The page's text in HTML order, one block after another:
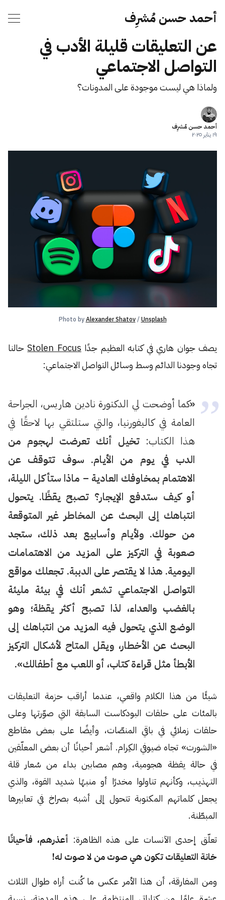
أحمد حسن مُشرِف
عن التعليقات قليلة الأدب في
التواصل الاجتماعي
ولماذا هي ليست موجودة على المدونات؟
أحمد حسن مُشرِف
١٩ يناير ٢٠٢٥
Photo by Alexander Shatov / Unsplash
يصف جوان هاري في كتابه العظيم جدًا Stolen Focusحالنا
تجاه وجودنا الدائم وسط وسائل التواصل الاجتماعي:
«كما أوضحت لي الدكتورة نادين هاريس، الجراحة
العامة في كاليفورنيا، والتي ستلتقي بها لاحقًا في
هذا الكتاب: تخيل أنك تعرضت لهجوم من
الدب في يوم من الأيام. سوف تتوقف عن
الاهتمام بمخاوفك العادية – ماذا ستأكل الليلة،
أو كيف ستدفع الإيجار؟ تصبح يقظًا. يتحول
انتباهك إلى البحث عن المخاطر غير المتوقعة
من حولك. ولأيام وأسابيع بعد ذلك، ستجد
صعوبة في التركيز على المزيد من الاهتمامات
اليومية. هذا لا يقتصر على الدببة. تجعلك مواقع
التواصل الاجتماعي تشعر أنك في بيئة مليئة
بالغضب والعداء، لذا تصبح أكثر يقظة؛ وهو
الوضع الذي يتحول فيه المزيد من انتباهك إلى
البحث عن الأخطار، ويقل المتاح لأشكال التركيز
الأبطأ مثل قراءة كتاب، أو اللعب مع أطفالك».
شيئًا من هذا الكلام واقعي، عندما أراقب حزمة التعليقات
بالمئات على حلقات البودكاست السابقة التي صوّرتها وعلى
حلقات زملائي في باقي المنصّات، وأيضًا على بعض مقاطع
«الشورت» تجاه ضيوفي الكِرام. أشعر أحيانًا أن بعض المعلّقين
في حالة يقظة هجومية، وهم مصابين بداء من سُعار قلة
التهذيب، وكأنهم تناولوا مخدرًا أو منبهًا شديد القوة، والذي
يجعل كلماتهم المكتوبة تتحول إلى أشبه بصراخ في تعابيرها
المبطّنة.
تعلّق إحدى الآنسات على هذه الظاهرة: أعذرهم، فأحيانًا
خانة التعليقات تكون هي صوت من لا صوت له!
ومن المفارقة، أن هذا الأمر عكس ما كُنت أراه طوال الثلاث